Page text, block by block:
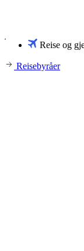
Reise og
Reisebyråer